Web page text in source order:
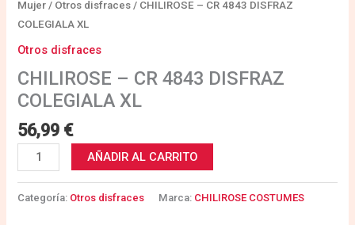
Mujer / Otros disfraces / CHILIROSE – CR 4843 DISFRAZ
COLEGIALA XL
Otros disfraces
CHILIROSE – CR 4843 DISFRAZ
COLEGIALA XL
56,99 €
AÑADIR AL CARRITO
Categoría: Otros disfraces Marca: CHILIROSE COSTUMES